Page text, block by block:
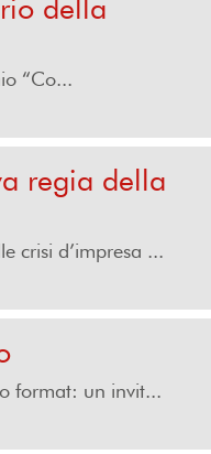
della
“Co...
regia della
crisi d’impresa ...
format: un invit...